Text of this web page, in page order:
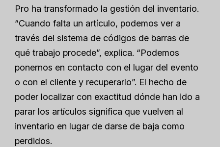
Pro ha transformado la gestión del inventario.
“Cuando falta un artículo, podemos ver a
través del sistema de códigos de barras de
qué trabajo procede”, explica. “Podemos
ponernos en contacto con el lugar del evento
o con el cliente y recuperarlo”. El hecho de
poder localizar con exactitud dónde han ido a
parar los artículos significa que vuelven al
inventario en lugar de darse de baja como
perdidos.